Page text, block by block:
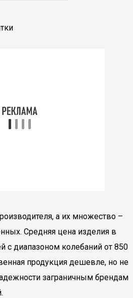
а их множество –
Средняя цена изделия в
с диапазоном колебаний от 850
продукция дешевле, но не
заграничным брендам